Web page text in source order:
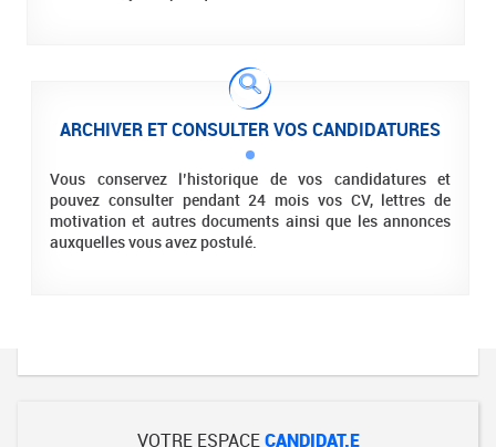
ARCHIVER ET CONSULTER VOS CANDIDATURES
Vous conservez l’historique de vos candidatures et
pouvez consulter pendant 24 mois vos CV, lettres de
motivation et autres documents ainsi que les annonces
auxquelles vous avez postulé.
VOTRE ESPACECANDIDAT.E